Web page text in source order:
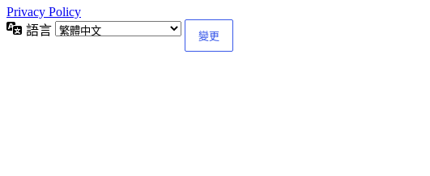
Privacy Policy
語言